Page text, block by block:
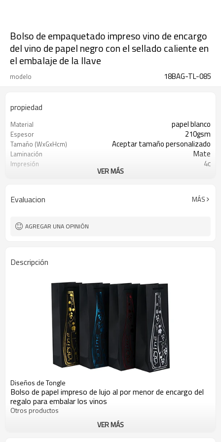
Bolso de empaquetado impreso vino de encargo
del vino de papel negro con el sellado caliente en
el embalaje de la llave
modelo 18BAG-TL-085
propiedad
Material papel blanco
Espesor 210gsm
Tamaño (WxGxHcm) Aceptar tamaño personalizado
Laminación Mate
Impresión 4c
VER MÁS
Evaluacion MÁS
AGREGAR UNA OPINIÓN
Descripción
Diseños de Tongle
Bolso de papel impreso de lujo al por menor de encargo del
regalo para embalar los vinos
Otros productos
VER MÁS